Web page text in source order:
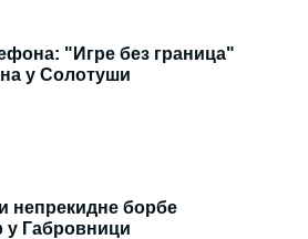
"Игре без граница"
у Солотуши
непрекидне борбе
у Габровници